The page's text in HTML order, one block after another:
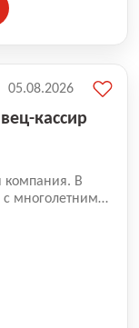
кассир
компания. В
многолетним
позволяют
05.08.2026